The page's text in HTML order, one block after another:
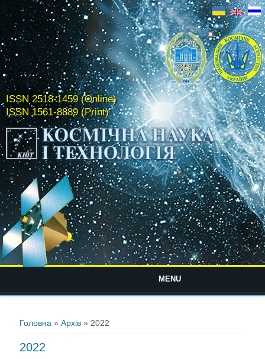
ISSN 2518-1459 (Online)
ISSN 1561-8889 (Print)
MENU
Головна »Архів » 2022
2022